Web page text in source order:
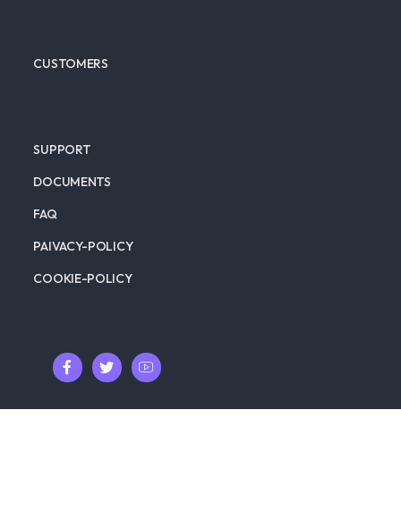
CUSTOMERS
SUPPORT
DOCUMENTS
FAQ
PAIVACY-POLICY
COOKIE-POLICY